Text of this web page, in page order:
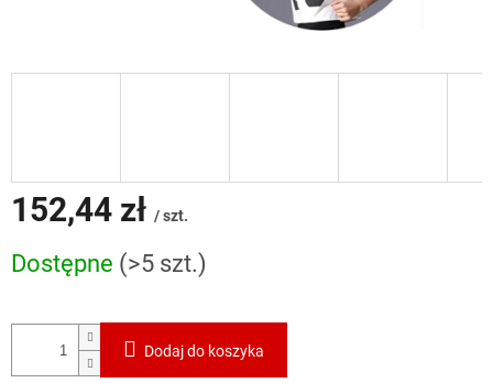
152,44 zł / szt.
jednostkowa:
Dostępne (>5 szt.)
Dodaj do koszyka